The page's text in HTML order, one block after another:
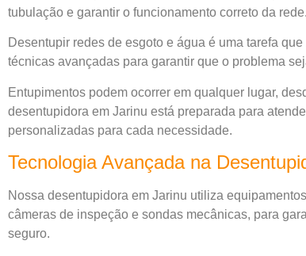
tubulação e garantir o funcionamento correto da rede.
Desentupir redes de esgoto e água é uma tarefa
técnicas avançadas para garantir que o problema
Entupimentos podem ocorrer em qualquer lugar,
desentupidora em Jarinu está preparada para
personalizadas para cada necessidade.
Tecnologia Avançada na
Nossa desentupidora em Jarinu utiliza
câmeras de inspeção e sondas mecânicas, para
seguro.